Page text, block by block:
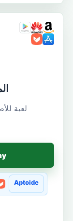
لعبة
Aptoide